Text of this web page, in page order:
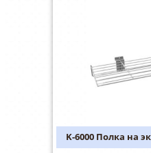
K-6000 Полка на